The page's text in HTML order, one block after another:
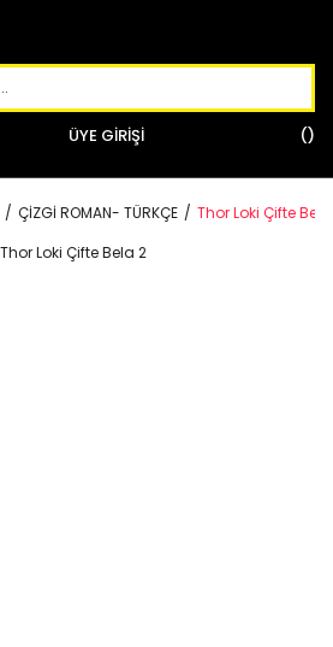
ÜYE GİRİŞİ
ÇİZGİ ROMAN- TÜRKÇE Thor Loki Çifte